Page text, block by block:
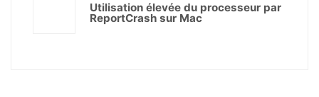
Utilisation élevée du processeur par
ReportCrash sur Mac